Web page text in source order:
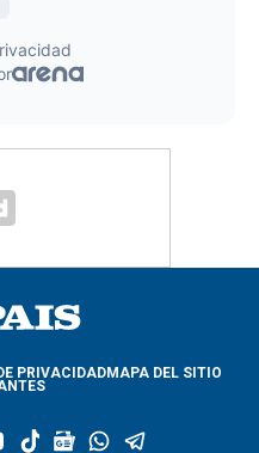
PRIVACIDADMAPA DEL SITIO
y
t
g
w